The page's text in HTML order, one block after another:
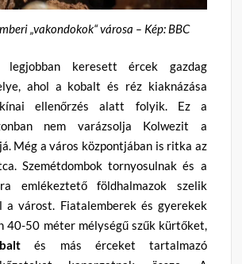
„vakondokok“ városa – Kép: BBC
keresett ércek gazdag
ahol a kobalt és réz kiaknázása
kínai ellenőrzés alatt folyik. Ez a
nem varázsolja Kolwezit a
Még a város központjában is ritka az
Szemétdombok tornyosulnak és a
emlékeztető földhalmazok szelik
a várost. Fiatalemberek és gyerekek
40-50 méter mélységű szűk kürtőket,
és más érceket tartalmazó